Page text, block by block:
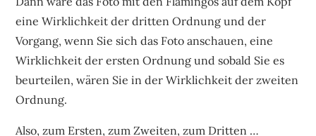
eine Wirklichkeit der dritten Ordnung und der
Vorgang, wenn Sie sich das Foto anschauen, eine
Wirklichkeit der ersten Ordnung und sobald Sie es
beurteilen, wären Sie in der Wirklichkeit der zweiten
Ordnung.
Also, zum Ersten, zum Zweiten, zum Dritten …